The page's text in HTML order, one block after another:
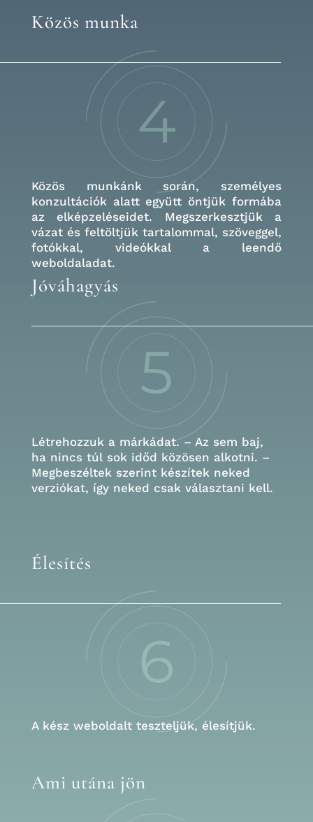
Közös munka
Közös munkánk során, személyes
konzultációk alatt együtt öntjük formába
az elképzeléseidet. Megszerkesztjük a
vázat és feltöltjük tartalommal, szöveggel,
fotókkal, videókkal a leendő
weboldaladat.
Jóváhagyás
Létrehozzuk a márkádat.– Az sem baj,
ha nincs túl sok időd közösen alkotni. –
Megbeszéltek szerint készítek neked
verziókat, így neked csak választani kell.
Élesítés
A kész weboldalt teszteljük, élesítjük.
Ami utána jön